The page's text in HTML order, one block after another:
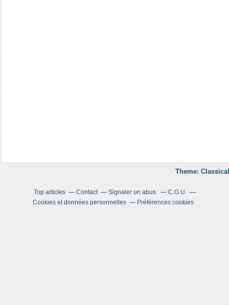
Theme:
Top articles Contact Signaler un abus
C.G.U.
Cookies et données personnelles
Préférences cookies